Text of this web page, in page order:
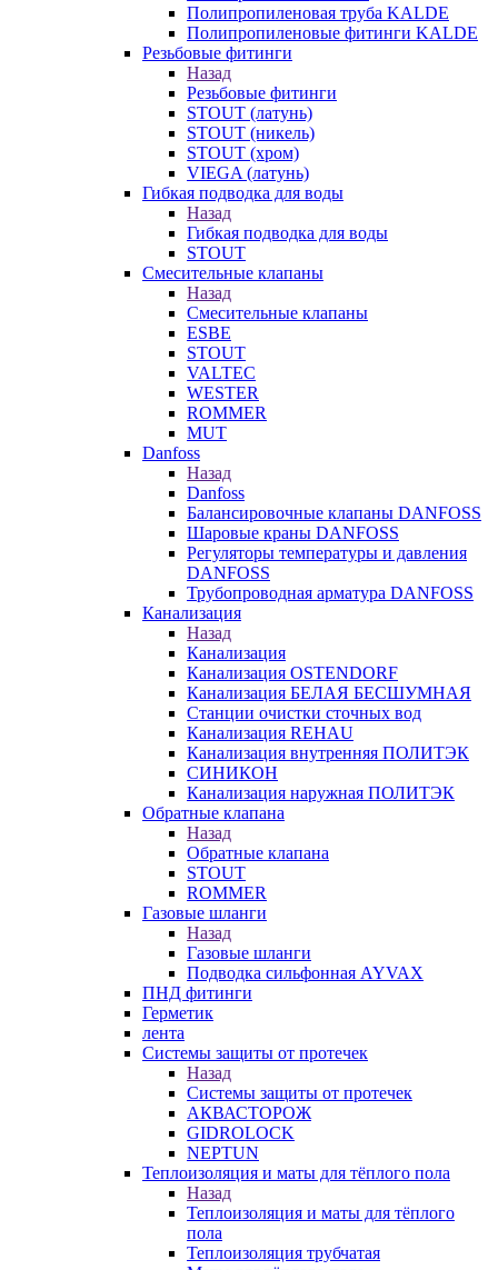
Полипропиленовая труба KALDE
Полипропиленовые фитинги KALDE
Резьбовые фитинги
Назад
Резьбовые фитинги
STOUT (латунь)
STOUT (никель)
STOUT (хром)
VIEGA (латунь)
Гибкая подводка для воды
Назад
Гибкая подводка для воды
STOUT
Смесительные клапаны
Назад
Смесительные клапаны
ESBE
STOUT
VALTEC
WESTER
ROMMER
MUT
Danfoss
Назад
Danfoss
Балансировочные клапаны DANFOSS
Шаровые краны DANFOSS
Регуляторы температуры и давления
DANFOSS
Трубопроводная арматура DANFOSS
Канализация
Назад
Канализация
Канализация OSTENDORF
Канализация БЕЛАЯ БЕСШУМНАЯ
Станции очистки сточных вод
Канализация REHAU
Канализация внутренняя ПОЛИТЭК
СИНИКОН
Канализация наружная ПОЛИТЭК
Обратные клапана
Назад
Обратные клапана
STOUT
ROMMER
Газовые шланги
Назад
Газовые шланги
Подводка сильфонная AYVAX
ПНД фитинги
Герметик
лента
Системы защиты от протечек
Назад
Системы защиты от протечек
АКВАСТОРОЖ
GIDROLOCK
NEPTUN
Теплоизоляция и маты для тёплого пола
Назад
Теплоизоляция и маты для тёплого
пола
Теплоизоляция трубчатая